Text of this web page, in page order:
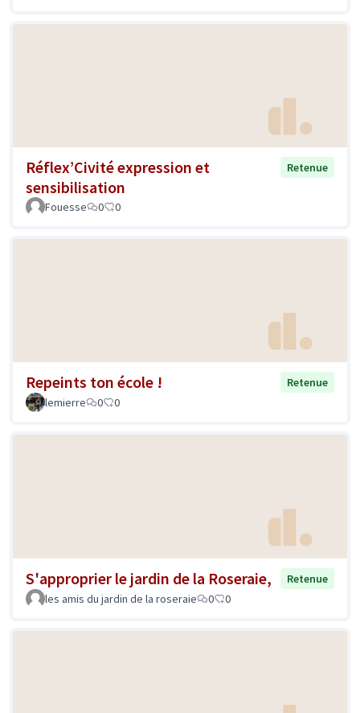
Réflex’Civité expression et
sensibilisation
Retenue
Fouesse 0 0
Repeints ton école !
Retenue
lemierre
0 0
S'approprier le jardin de la Roseraie,
Retenue
les amis du jardin de la roseraie
0 0